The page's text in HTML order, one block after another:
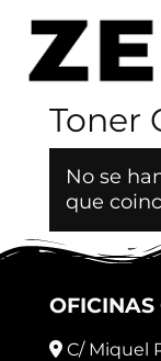
Inicio / Color
Toner
No se
que
OFICINAS
C/ Miquel